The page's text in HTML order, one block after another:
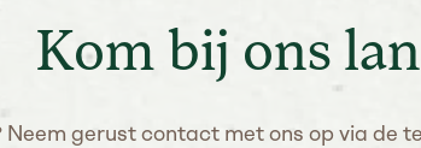
Kom bij ons
Neem gerust contact met ons op via de